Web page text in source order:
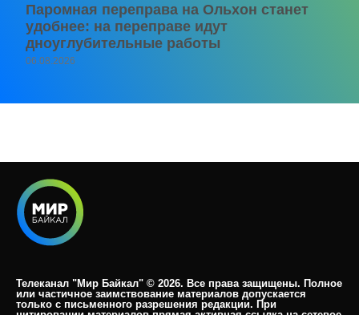
Паромная переправа на Ольхон станет
удобнее: на переправе идут
дноуглубительные работы
06.08.2026
Телеканал "Мир Байкал" © 2026. Все права защищены. Полное
или частичное заимствование материалов допускается
только с письменного разрешения редакции. При